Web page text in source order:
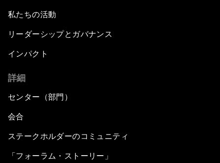
私たちの活動
リーダーシップとガバナンス
インパクト
詳細
センター（部門）
会合
ステークホルダーのコミュニティ
「フォーラム・ストーリー」